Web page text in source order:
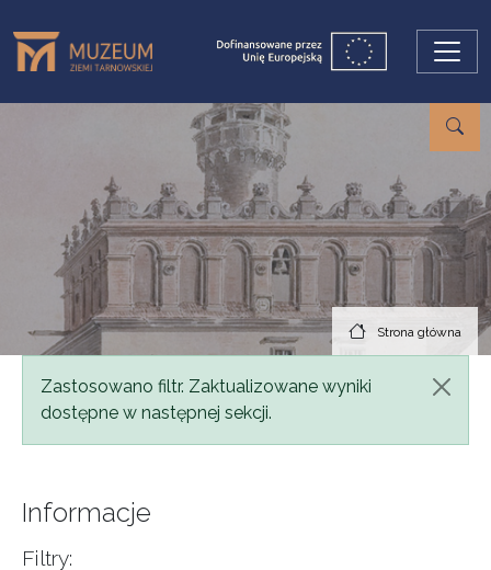
Strona główna
Komunikat
Zastosowano filtr. Zaktualizowane wyniki
dostępne w następnej sekcji.
Informacje
Filtry: